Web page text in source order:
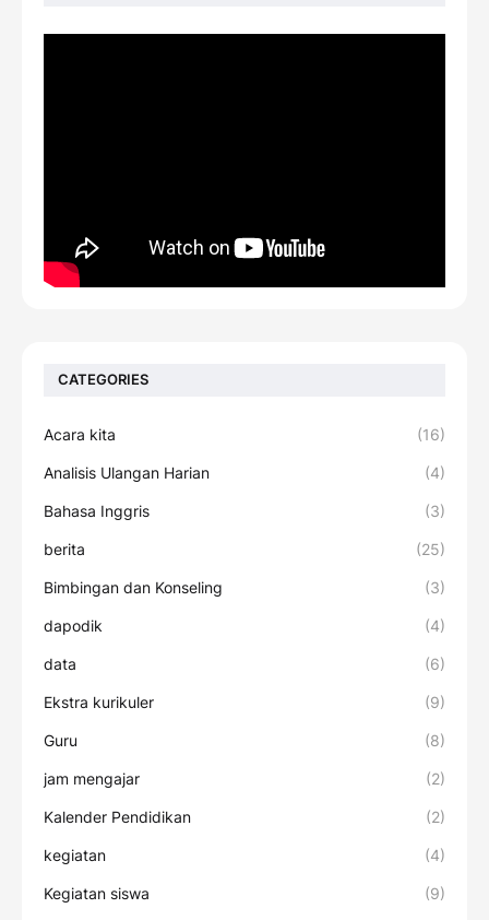
CATEGORIES
Acara kita (16)
Analisis Ulangan Harian (4)
Bahasa Inggris (3)
berita (25)
Bimbingan dan Konseling (3)
dapodik (4)
data (6)
Ekstra kurikuler (9)
Guru (8)
jam mengajar (2)
Kalender Pendidikan (2)
kegiatan (4)
Kegiatan siswa (9)